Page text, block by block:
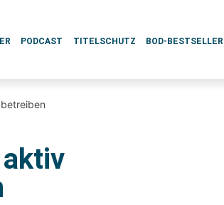
PODCAST TITELSCHUTZ BOD-BESTSELLER